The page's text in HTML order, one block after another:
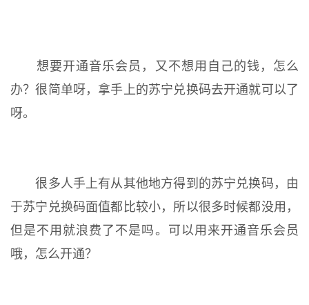
想要开通音乐会员，又不想用自己的钱，怎么
办？很简单呀，拿手上的苏宁兑换码去开通就可以了
呀。
很多人手上有从其他地方得到的苏宁兑换码，由
于苏宁兑换码面值都比较小，所以很多时候都没用，
但是不用就浪费了不是吗。可以用来开通音乐会员
哦，怎么开通？